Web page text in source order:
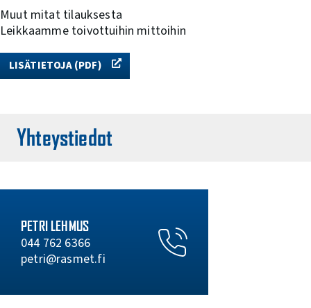
Muut mitat tilauksesta
Leikkaamme toivottuihin mittoihin
LISÄTIETOJA (PDF)
Yhteystiedot
PETRI LEHMUS
044 762 6366
petri@rasmet.fi